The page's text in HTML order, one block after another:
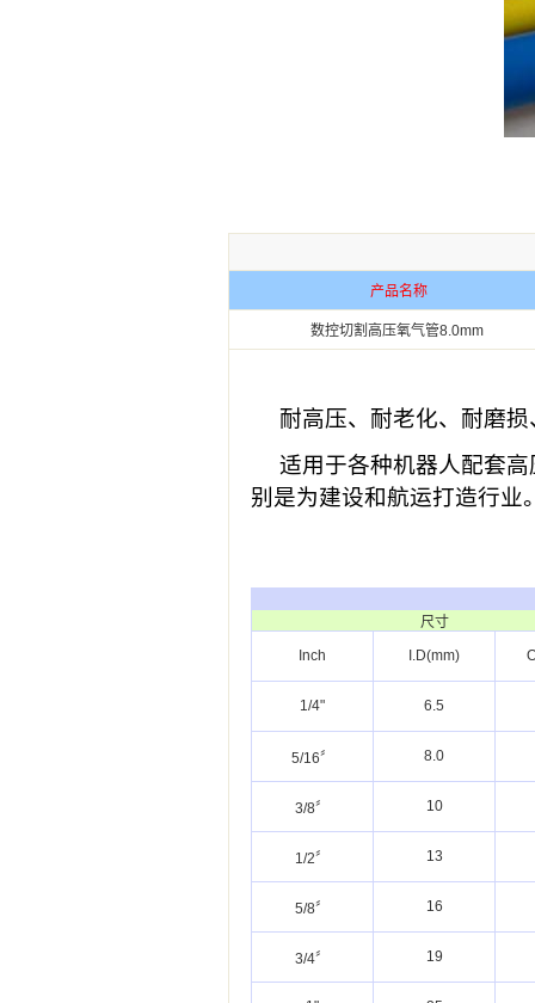
产品名称
数控切割高压氧气管8.0mm
耐高压、耐老化、耐磨
适用于各种机器人配套
别是为建设和航运打造行业
尺寸
Inch
I.D(mm)
1/4" 6.5
5/16〞 8.0
3/8〞 10
1/2〞 13
5/8〞 16
3/4〞 19